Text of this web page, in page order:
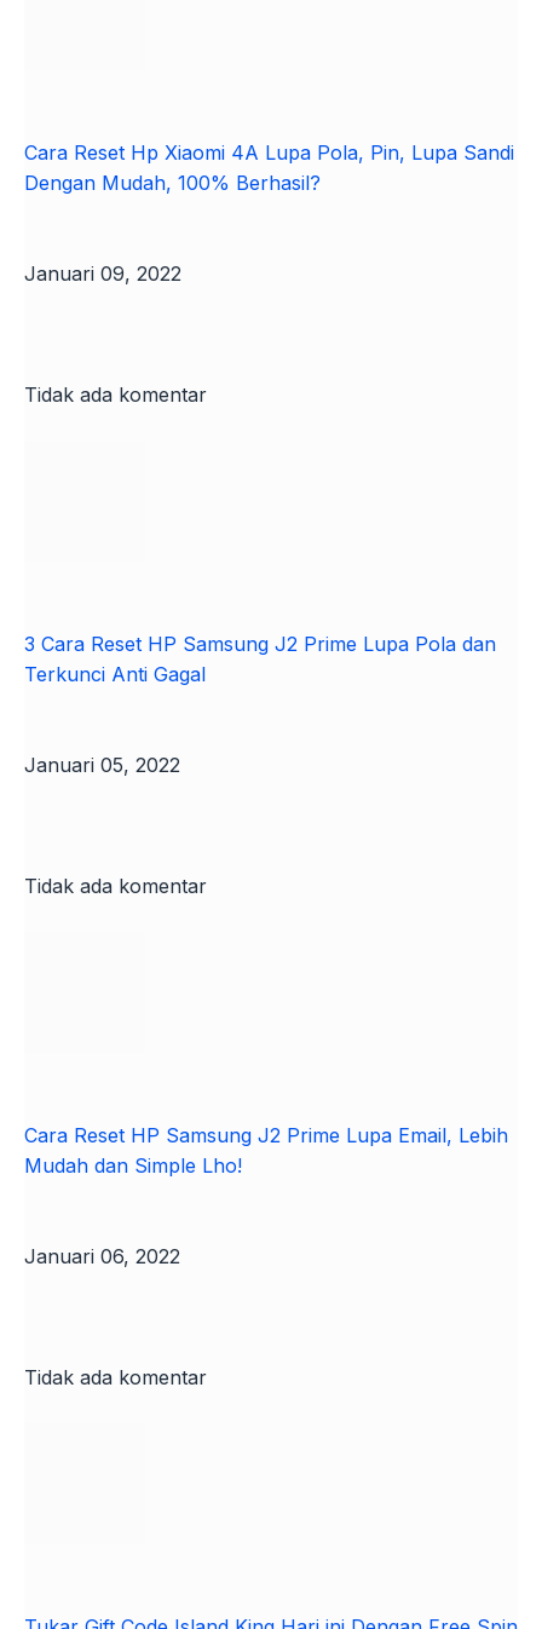
Cara Reset Hp Xiaomi 4A Lupa Pola, Pin, Lupa Sandi
Dengan Mudah, 100% Berhasil?
Januari 09, 2022
Tidak ada komentar
3 Cara Reset HP Samsung J2 Prime Lupa Pola dan
Terkunci Anti Gagal
Januari 05, 2022
Tidak ada komentar
Cara Reset HP Samsung J2 Prime Lupa Email, Lebih
Mudah dan Simple Lho!
Januari 06, 2022
Tidak ada komentar